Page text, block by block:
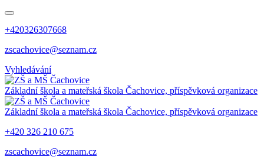
+420326307668
zscachovice@seznam.cz
Vyhledávání
Základní škola a mateřská škola Čachovice, příspěvková organizace
Základní škola a mateřská škola Čachovice, příspěvková organizace
+420 326 210 675
zscachovice@seznam.cz